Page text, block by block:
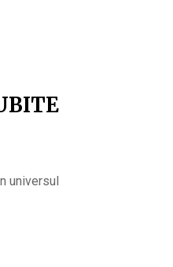
universul